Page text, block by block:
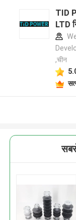
TID
LTD
,चीन